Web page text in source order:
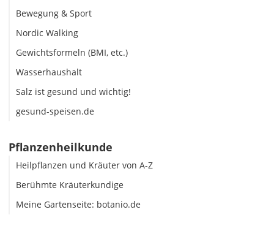
Bewegung & Sport
Nordic Walking
Gewichtsformeln (BMI, etc.)
Wasserhaushalt
Salz ist gesund und wichtig!
gesund-speisen.de
Pflanzenheilkunde
Heilpflanzen und Kräuter von A-Z
Berühmte Kräuterkundige
Meine Gartenseite: botanio.de